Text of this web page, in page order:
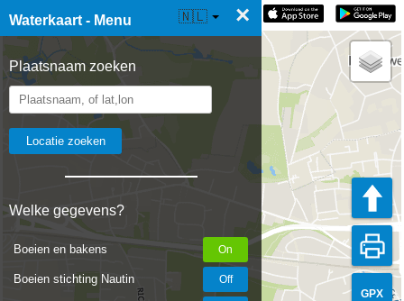
Waterkaart - Menu ×
Plaatsnaam zoeken
Welke gegevens?
Boeien en bakens
Boeien stichting Nautin
☰ Waterkaart Live 🇳🇱
GPX